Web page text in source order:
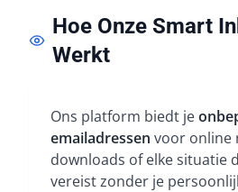
Hoe Onze Smart
Werkt
Ons platform biedt je
emailadressen voor online
downloads of elke situatie
vereist zonder je